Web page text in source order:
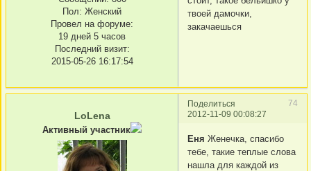
Пол: Женский
Провел на форуме:
19 дней 5 часов
Последний визит:
2015-05-26 16:17:54
твоей дамочки,
закачаешься
Поделиться
74
2012-11-09 00:08:27
LoLena
Активный участник
Еня Женечка, спасибо
тебе, такие теплые слова
нашла для каждой из